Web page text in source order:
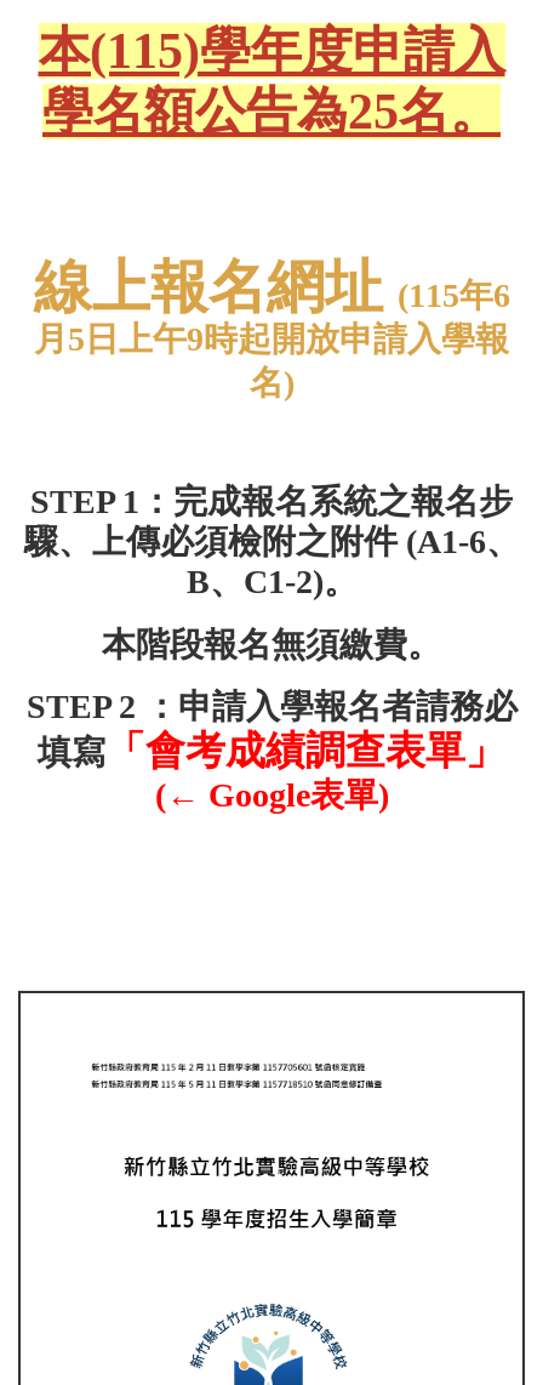
本(115)學年度申請入
學名額公告為25名。
線上報名網址 (115年6
月5日上午9時起開放申請入學報
名)
STEP 1：完成報名系統之報名步
驟、上傳必須檢附之附件 (A1-6、
B、C1-2)。
本階段報名無須繳費。
STEP 2 ：申請入學報名者請務必
填寫 「會考成績調查表單」
(← Google表單)